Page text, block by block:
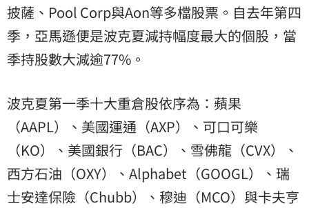
披薩、Pool Corp與Aon等多檔股票。自去年第四
季，亞馬遜便是波克夏減持幅度最大的個股，當
季持股數大減逾77%。
波克夏第一季十大重倉股依序為：蘋果
（AAPL）、美國運通（AXP）、可口可樂
（KO）、美國銀行（BAC）、雪佛龍（CVX）、
西方石油（OXY）、Alphabet（GOOGL）、瑞
士安達保險（Chubb）、穆迪（MCO）與卡夫亨